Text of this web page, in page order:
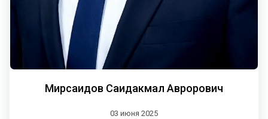
Мирсаидов Саидакмал Аврорович
03 июня 2025